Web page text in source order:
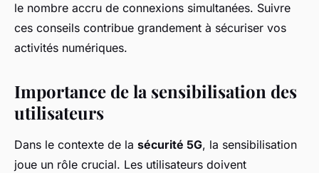
le nombre accru de connexions simultanées. Suivre
ces conseils contribue grandement à sécuriser vos
activités numériques.
Importance de la sensibilisation des
utilisateurs
Dans le contexte de la sécurité 5G, la sensibilisation
joue un rôle crucial. Les utilisateurs doivent